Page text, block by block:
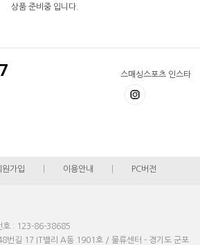
상품 준비중 입니다.
스매싱스포츠 인스타
원가입 이용안내 PC버전
호 : 123-86-38685
번길 17 IT밸리 A동 1901호 / 물류센터 - 경기도 군포